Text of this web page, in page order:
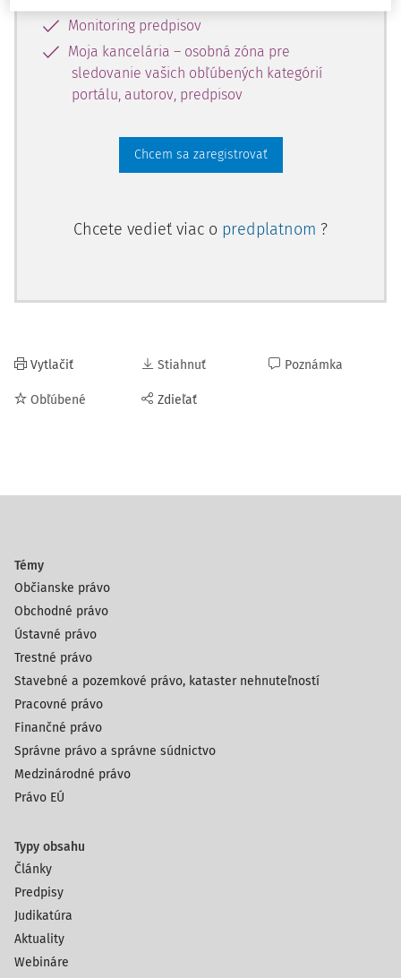
Monitoring predpisov
Moja kancelária – osobná zóna pre
sledovanie vašich obľúbených kategórií
portálu, autorov, predpisov
Chcem sa zaregistrovať
Chcete vedieť viac o predplatnom ?
Vytlačiť
Obľúbené
Stiahnuť
Zdieľať
Poznámka
Témy
Občianske právo
Obchodné právo
Ústavné právo
Trestné právo
Stavebné a pozemkové právo, kataster nehnuteľností
Pracovné právo
Finančné právo
Správne právo a správne súdnictvo
Medzinárodné právo
Právo EÚ
Typy obsahu
Články
Predpisy
Judikatúra
Aktuality
Webináre